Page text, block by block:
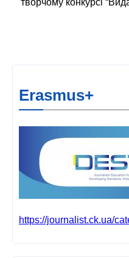
Erasmus+
https://journalist.ck.ua/